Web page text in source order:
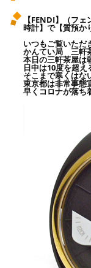
【FENDI】（フ
時計】で【質預
いつもご覧いただ
かんてい局 三軒
本日の三軒茶屋は
日中は10度を超え
そこまで寒くはな
東京都は非常事態
早くコロナが落ち